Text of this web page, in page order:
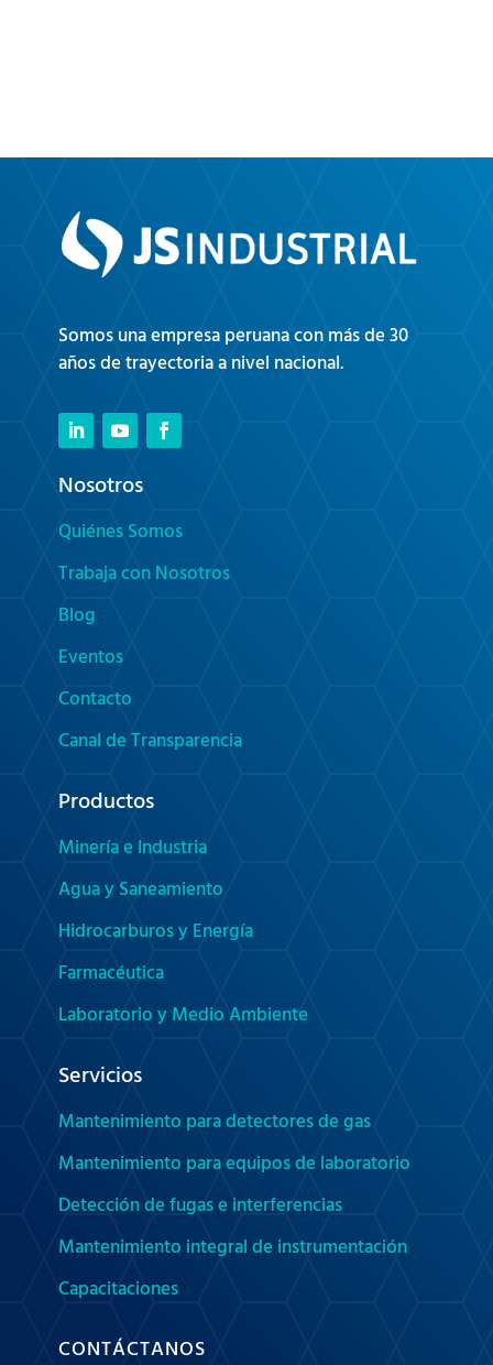
Somos una empresa peruana con más de 30
años de trayectoria a nivel nacional.
Nosotros
Quiénes Somos
Trabaja con Nosotros
Blog
Eventos
Contacto
Canal de Transparencia
Productos
Minería e Industria
Agua y Saneamiento
Hidrocarburos y Energía
Farmacéutica
Laboratorio y Medio Ambiente
Servicios
Mantenimiento para detectores de gas
Mantenimiento para equipos de laboratorio
Detección de fugas e interferencias
Mantenimiento integral de instrumentación
Capacitaciones
CONTÁCTANOS